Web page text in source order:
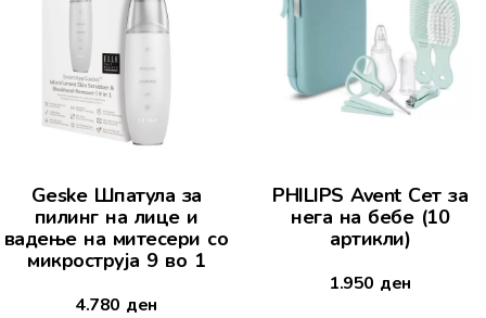
Geske Шпатула за
пилинг на лице и
вадење на митесери со
микроструја 9 во 1
4.780 ден
PHILIPS Avent Сет за
нега на бебе (10
артикли)
1.950 ден